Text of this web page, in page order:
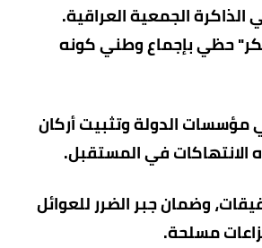
الجمعية العراقية.
حظي بإجماع وطني كونه
مؤسسات الدولة وتثبيت أركان
في المستقبل.
وضمان جبر الضرر للعوائل
مسلحة.